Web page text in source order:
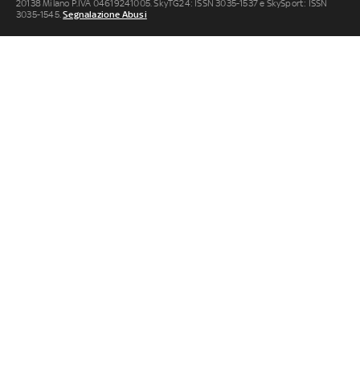
20138 Milano P.IVA 04619241005. SkyTG24: ISSN 3035-1537 e SkySport: ISSN
3035-1545.Segnalazione Abusi